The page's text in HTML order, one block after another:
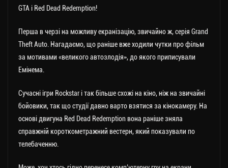
GTA і Red Dead Redemption!
Перша в черзі на можливу екранізацію, звичайно ж, серія Grand
Theft Auto. Нагадаємо, що раніше вже ходили чутки про фільм
за мотивами «великого автозлодія», до якого приписували
Емінема.
Сучасні ігри Rockstar і так більше схожі на кіно, ніж на звичайні
бойовики, так що студії давно варто взятися за кінокамеру. На
основі двигуна Red Dead Redemption вона раніше зняла
справжній короткометражний вестерн, який показували по
телебаченню.